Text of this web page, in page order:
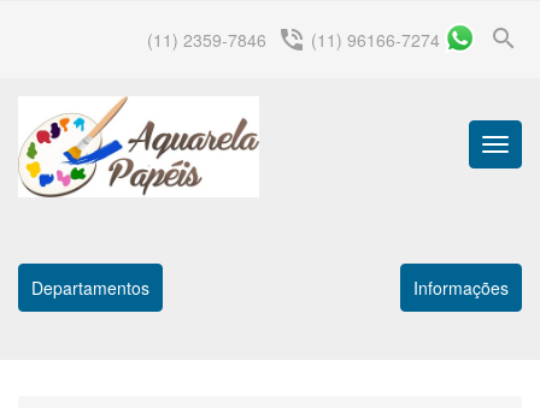
search
(11) 2359-7846 phone_in_talk (11) 96166-7274
Menu
Departamentos Informações